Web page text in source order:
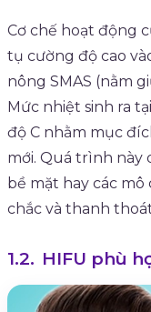
Cơ chế hoạt động
tụ cường độ cao
nông SMAS (nằm
Mức nhiệt sinh ra
độ C nhằm mục
mới. Quá trình này
bề mặt hay các mô
chắc và thanh
HIFU phù